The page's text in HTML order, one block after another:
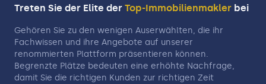
Treten Sie der Elite der Top-Immobilienmakler bei
Gehören Sie zu den wenigen Auserwählten, die ihr
Fachwissen und ihre Angebote auf unserer
renommierten Plattform präsentieren können.
Begrenzte Plätze bedeuten eine erhöhte Nachfrage,
damit Sie die richtigen Kunden zur richtigen Zeit